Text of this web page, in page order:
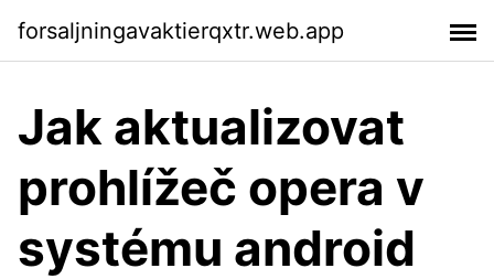
forsaljningavaktierqxtr.web.app
Jak aktualizovat
prohlížeč opera v
systému android